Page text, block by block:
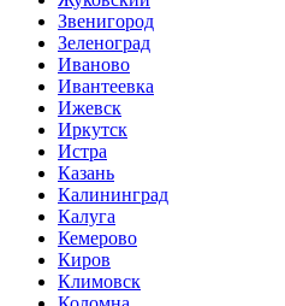
Звенигород
Зеленоград
Иваново
Ивантеевка
Ижевск
Иркутск
Истра
Казань
Калининград
Калуга
Кемерово
Киров
Климовск